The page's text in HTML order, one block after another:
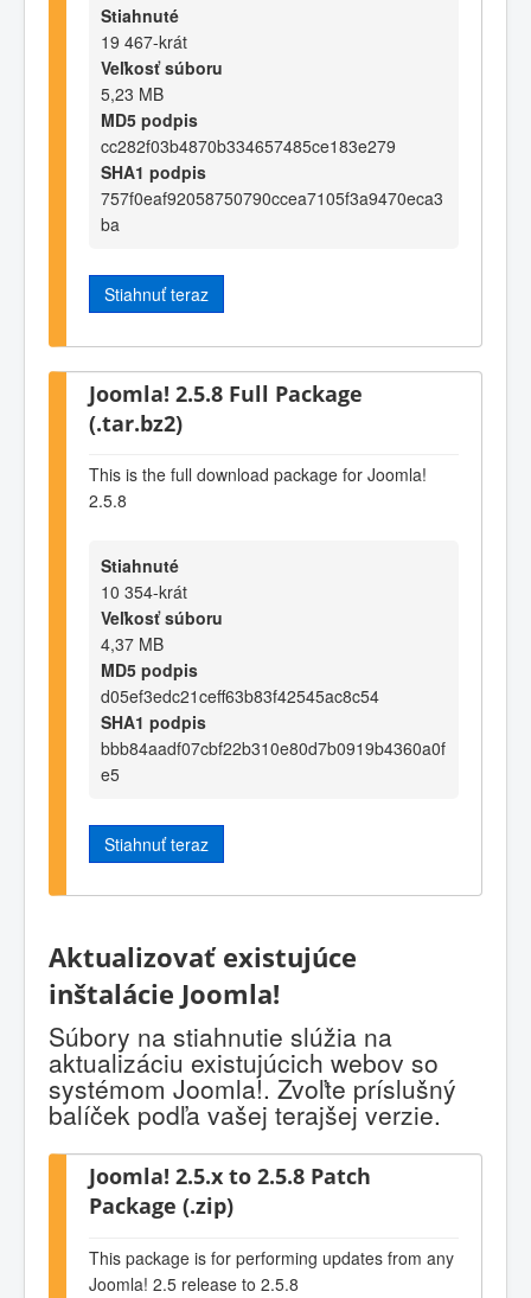
Stiahnuté
19 467-krát
Veľkosť súboru
5,23 MB
MD5 podpis
cc282f03b4870b334657485ce183e279
SHA1 podpis
757f0eaf92058750790ccea7105f3a9470eca3
ba
Stiahnuť teraz
Joomla! 2.5.8 Full Package
(.tar.bz2)
This is the full download package for Joomla!
2.5.8
Stiahnuté
10 354-krát
Veľkosť súboru
4,37 MB
MD5 podpis
d05ef3edc21ceff63b83f42545ac8c54
SHA1 podpis
bbb84aadf07cbf22b310e80d7b0919b4360a0f
e5
Stiahnuť teraz
Aktualizovať existujúce
inštalácie Joomla!
Súbory na stiahnutie slúžia na
aktualizáciu existujúcich webov so
systémom Joomla!. Zvoľte príslušný
balíček podľa vašej terajšej verzie.
Joomla! 2.5.x to 2.5.8 Patch
Package (.zip)
This package is for performing updates from any
Joomla! 2.5 release to 2.5.8